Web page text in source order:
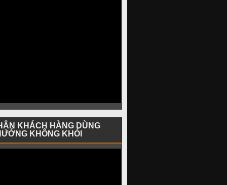
KHÁCH HÀNG DÙNG
KHÔNG KHÓI